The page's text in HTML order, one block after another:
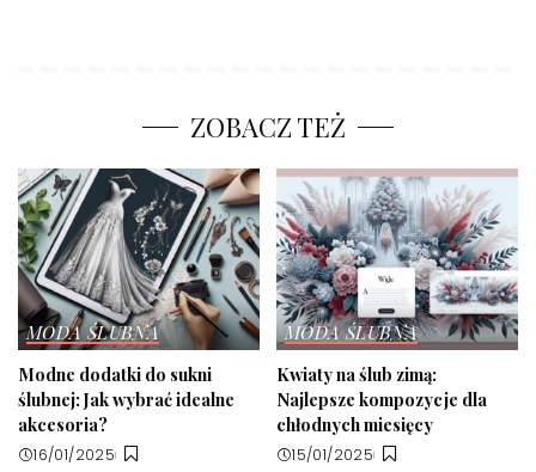
ZOBACZ TEŻ
MODA ŚLUBNA
Modne dodatki do sukni
ślubnej: Jak wybrać idealne
akcesoria?
16/01/2025
MODA ŚLUBNA
Kwiaty na ślub zimą:
Najlepsze kompozycje dla
chłodnych miesięcy
15/01/2025